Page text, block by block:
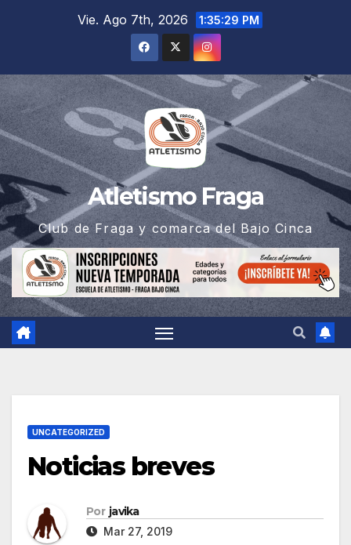
Vie. Ago 7th, 2026 1:35:29 PM
Atletismo Fraga
Club de Fraga y comarca del Bajo Cinca
UNCATEGORIZED
Noticias breves
Por javika
Mar 27, 2019